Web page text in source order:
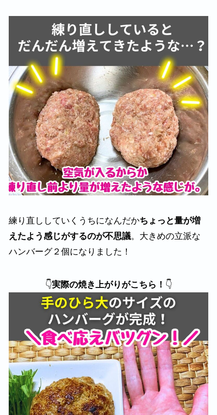
練り直ししていくうちになんだかちょっと量が増
えたよう感じがするのが不思議。大きめの立派な
ハンバーグ２個になりました！
👇実際の焼き上がりがこちら！ 👇